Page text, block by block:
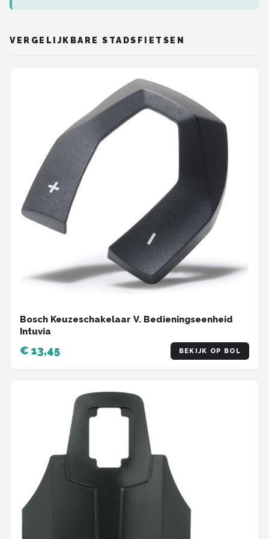
VERGELIJKBARE STADSFIETSEN
Bosch Keuzeschakelaar V. Bedieningseenheid
Intuvia
€ 13,45 BEKIJK OP BOL